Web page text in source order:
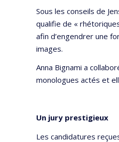
Sous les conseils de
qualifie de «
afin d’engendrer une
images.
Anna Bignami a
monologues actés et
Un jury prestigieux
Les candidatures